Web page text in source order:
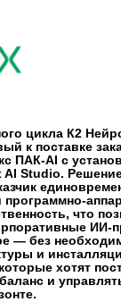
цикла К2
к поставке
ПАК-AI с
Studio.
что
ИИ-
— без
и
хотят
и